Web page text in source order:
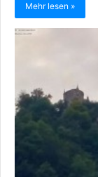
Mehr lesen »